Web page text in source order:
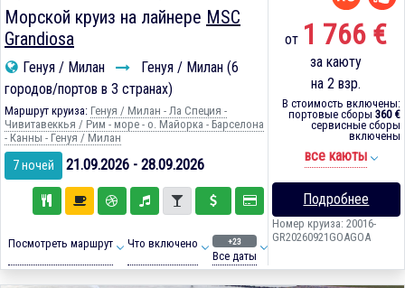
Морской круиз на лайнере MSC
Grandiosa
Генуя / Милан
Генуя / Милан (6
городов/портов в 3 странах)
Маршрут круиза: Генуя / Милан - Ла Специя -
Чивитавеккья / Рим - море - о. Майорка - Барселона
- Канны - Генуя / Милан
7 ночей 21.09.2026 - 28.09.2026
Посмотреть маршрут Что включено +23
Все даты
от 1 766 €
за каюту
на 2 взр.
В стоимость включены:
портовые сборы 360 €
сервисные сборы
включены
все каюты
Подробнее
Номер круиза: 20016-
GR20260921GOAGOA